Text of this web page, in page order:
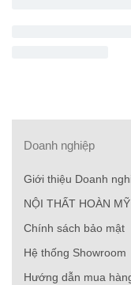
Doanh nghiệp
Giới thiệu Doanh
NỘI THẤT HOÀN
Chính sách bảo mật
Hệ thống Showroom
Hướng dẫn mua